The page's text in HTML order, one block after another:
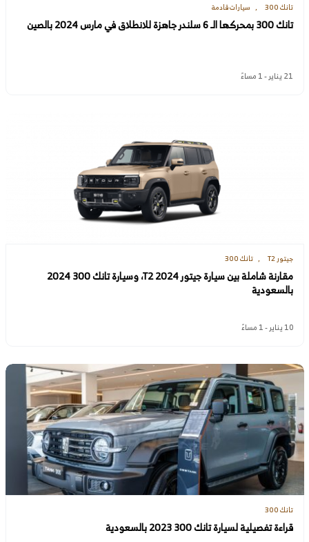
تانك 300 سيارات قادمة
تانك 300 بمحركها الـ 6 سلندر جاهزة للانطلاق في مارس 2024 بالصين
21 يناير - 1 مساءً
جيتور T2 تانك 300
مقارنة شاملة بين سيارة جيتور T2 2024، وسيارة تانك 300 2024
بالسعودية
10 يناير - 1 مساءً
تانك 300
قراءة تفصيلية لسيارة تانك 300 2023 بالسعودية